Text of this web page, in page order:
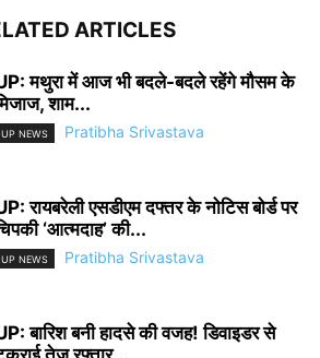
ARTICLES
मथुरा में आज भी बदले-बदले रहेंगे मौसम के
शाम...
UP NEWS Pratibha Srivastava
रायबरेली एसडीएम दफ्तर के नोटिस बोर्ड पर
‘आत्मदाह’ की...
UP NEWS Pratibha Srivastava
बारिश बनी हादसे की वजह! डिवाइडर से